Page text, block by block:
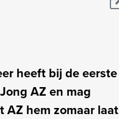
heeft bij de eerste
AZ en mag
hem zomaar laat